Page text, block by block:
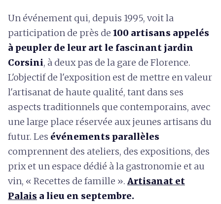
Un événement qui, depuis 1995, voit la
participation de près de 100 artisans appelés
à peupler de leur art le fascinant jardin
Corsini, à deux pas de la gare de Florence.
L'objectif de l'exposition est de mettre en valeur
l'artisanat de haute qualité, tant dans ses
aspects traditionnels que contemporains, avec
une large place réservée aux jeunes artisans du
futur. Les événements parallèles
comprennent des ateliers, des expositions, des
prix et un espace dédié à la gastronomie et au
vin, « Recettes de famille ». Artisanat et
Palais a lieu en septembre.